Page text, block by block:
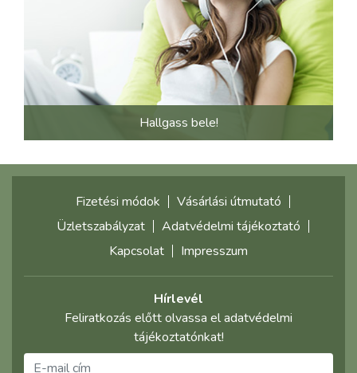
Hallgass bele!
Fizetési módok
Vásárlási útmutató
Üzletszabályzat
Adatvédelmi tájékoztató
Kapcsolat
Impresszum
Hírlevél
Feliratkozás előtt olvassa el adatvédelmi
tájékoztatónkat!